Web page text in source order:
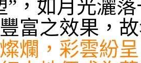
”，如月光灑
富之效果，
爛，彩雲紛